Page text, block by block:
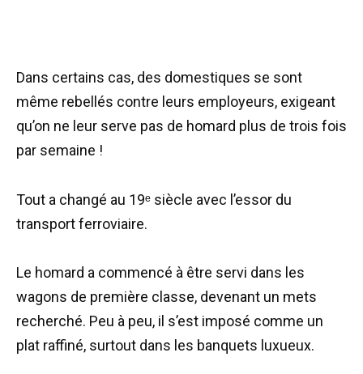
Dans certains cas, des domestiques se sont
même rebellés contre leurs employeurs, exigeant
qu’on ne leur serve pas de homard plus de trois fois
par semaine !
Tout a changé au 19ᵉ siècle avec l’essor du
transport ferroviaire.
Le homard a commencé à être servi dans les
wagons de première classe, devenant un mets
recherché. Peu à peu, il s’est imposé comme un
plat raffiné, surtout dans les banquets luxueux.